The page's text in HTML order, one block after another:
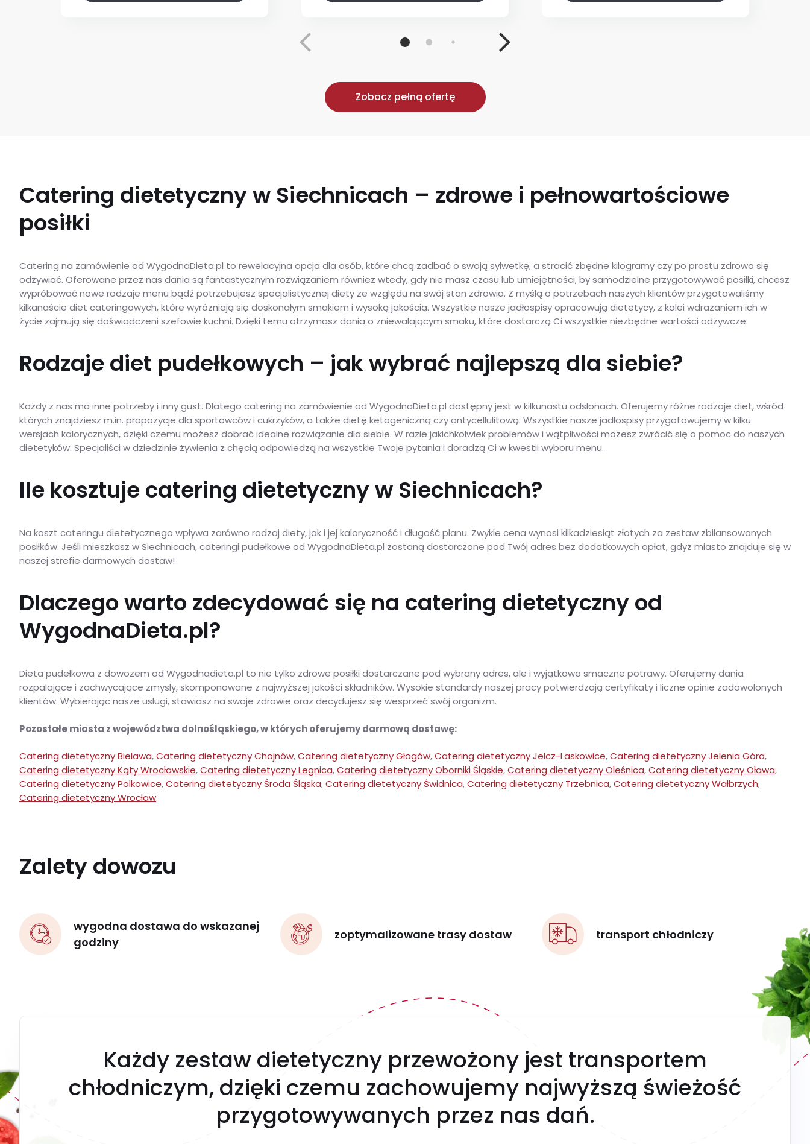
Zobacz pełną ofertę
Catering dietetyczny w Siechnicach – zdrowe i pełnowartościowe
posiłki
Catering na zamówienie od WygodnaDieta.pl to rewelacyjna opcja dla osób, które chcą zadbać o swoją sylwetkę, a stracić zbędne kilogramy czy po prostu zdrowo się
odżywiać. Oferowane przez nas dania są fantastycznym rozwiązaniem również wtedy, gdy nie masz czasu lub umiejętności, by samodzielne przygotowywać posiłki, chcesz
wypróbować nowe rodzaje menu bądź potrzebujesz specjalistycznej diety ze względu na swój stan zdrowia. Z myślą o potrzebach naszych klientów przygotowaliśmy
kilkanaście diet cateringowych, które wyróżniają się doskonałym smakiem i wysoką jakością. Wszystkie nasze jadłospisy opracowują dietetycy, z kolei wdrażaniem ich w
życie zajmują się doświadczeni szefowie kuchni. Dzięki temu otrzymasz dania o zniewalającym smaku, które dostarczą Ci wszystkie niezbędne wartości odżywcze.
Rodzaje diet pudełkowych – jak wybrać najlepszą dla siebie?
Każdy z nas ma inne potrzeby i inny gust. Dlatego catering na zamówienie od WygodnaDieta.pl dostępny jest w kilkunastu odsłonach. Oferujemy różne rodzaje diet, wśród
których znajdziesz m.in. propozycje dla sportowców i cukrzyków, a także dietę ketogeniczną czy antycellulitową. Wszystkie nasze jadłospisy przygotowujemy w kilku
wersjach kalorycznych, dzięki czemu możesz dobrać idealne rozwiązanie dla siebie. W razie jakichkolwiek problemów i wątpliwości możesz zwrócić się o pomoc do naszych
dietetyków. Specjaliści w dziedzinie żywienia z chęcią odpowiedzą na wszystkie Twoje pytania i doradzą Ci w kwestii wyboru menu.
Ile kosztuje catering dietetyczny w Siechnicach?
Na koszt cateringu dietetycznego wpływa zarówno rodzaj diety, jak i jej kaloryczność i długość planu. Zwykle cena wynosi kilkadziesiąt złotych za zestaw zbilansowanych
posiłków. Jeśli mieszkasz w Siechnicach, cateringi pudełkowe od WygodnaDieta.pl zostaną dostarczone pod Twój adres bez dodatkowych opłat, gdyż miasto znajduje się w
naszej strefie darmowych dostaw!
Dlaczego warto zdecydować się na catering dietetyczny od
WygodnaDieta.pl?
Dieta pudełkowa z dowozem od Wygodnadieta.pl to nie tylko zdrowe posiłki dostarczane pod wybrany adres, ale i wyjątkowo smaczne potrawy. Oferujemy dania
rozpalające i zachwycające zmysły, skomponowane z najwyższej jakości składników. Wysokie standardy naszej pracy potwierdzają certyfikaty i liczne opinie zadowolonych
klientów. Wybierając nasze usługi, stawiasz na swoje zdrowie oraz decydujesz się wesprzeć swój organizm.
Pozostałe miasta z województwa dolnośląskiego, w których oferujemy darmową dostawę:
Catering dietetyczny Bielawa,Catering dietetyczny Chojnów,Catering dietetyczny Głogów,Catering dietetyczny Jelcz-Laskowice,Catering dietetyczny Jelenia Góra,
Catering dietetyczny Kąty Wrocławskie,Catering dietetyczny Legnica,Catering dietetyczny Oborniki Śląskie,Catering dietetyczny Oleśnica,Catering dietetyczny Oława,
Catering dietetyczny Polkowice,Catering dietetyczny Środa Śląska,Catering dietetyczny Świdnica,Catering dietetyczny Trzebnica,Catering dietetyczny Wałbrzych,
Catering dietetyczny Wrocław.
Zalety dowozu
wygodna dostawa do wskazanej
godziny
zoptymalizowane trasy dostaw transport chłodniczy
Każdy zestaw dietetyczny przewożony jest transportem
chłodniczym, dzięki czemu zachowujemy najwyższą świeżość
przygotowywanych przez nas dań.